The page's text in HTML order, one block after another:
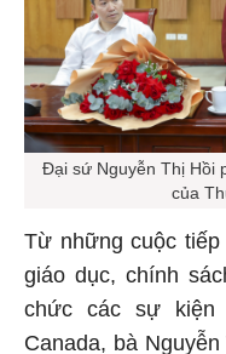
Đại sứ Nguyễn Thị Hồi
của
Từ những cuộc
giáo dục, chính
chức các sự
Canada, bà